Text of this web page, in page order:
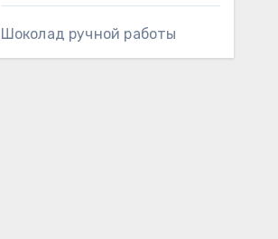
Шоколад ручной работы